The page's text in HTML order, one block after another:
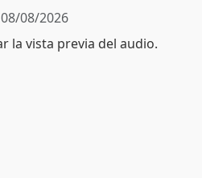
08/08/2026